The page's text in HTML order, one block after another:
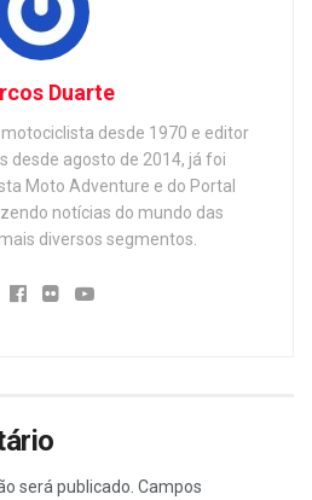
Duarte
desde 1970 e editor
desde agosto de 2014, já foi
Moto Adventure e do Portal
notícias do mundo das
diversos segmentos.
será publicado. Campos